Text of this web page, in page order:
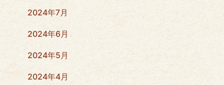
2024年7月
2024年6月
2024年5月
2024年4月